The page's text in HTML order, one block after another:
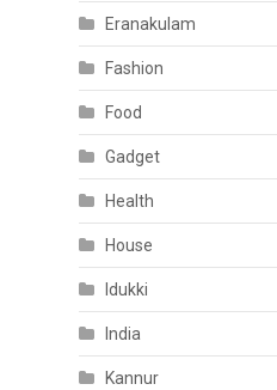
Eranakulam
Fashion
Food
Gadget
Health
House
Idukki
India
Kannur